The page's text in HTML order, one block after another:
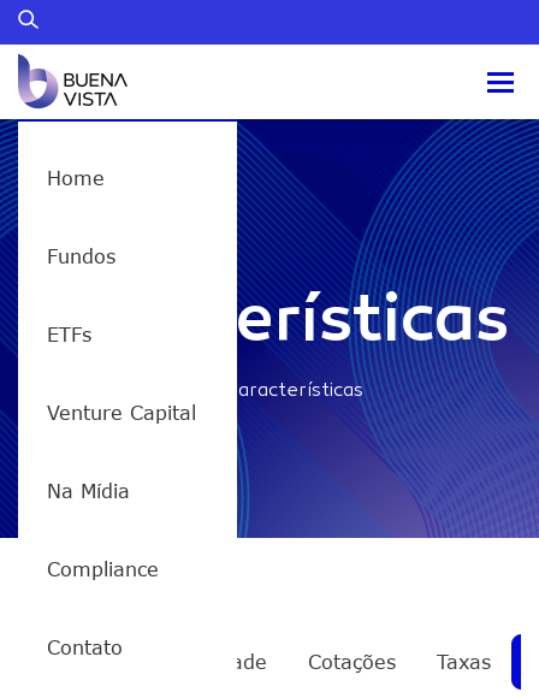
Home
Fundos
ETFs
Venture Capital
Na Mídia
Compliance
Contato
FIXX11
Características
FIXX11 – Características
FIX11 Rentabilidade Cotações Taxas